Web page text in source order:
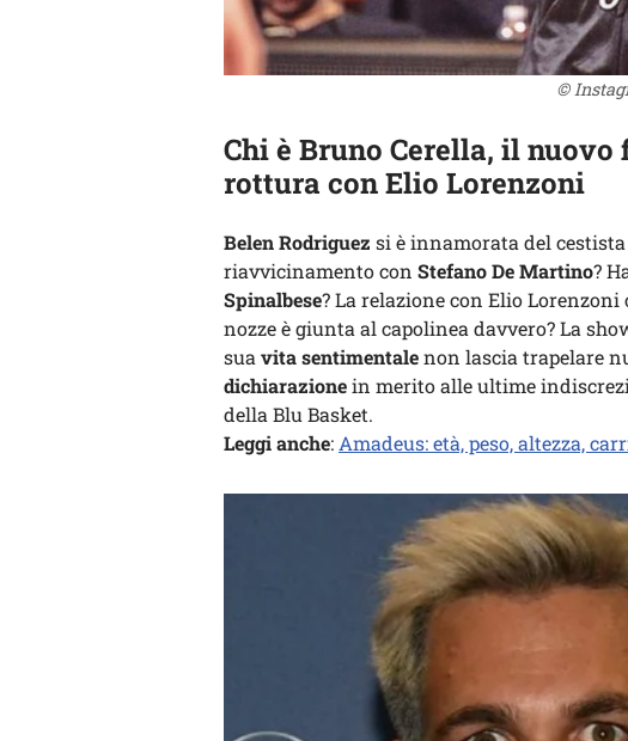
©
Chi è Bruno Cerella, il
rottura con Elio Lorenzoni
Belen Rodriguez si è innamorata del cestista
riavvicinamento con Stefano De Martino?
Spinalbese? La relazione con Elio
nozze è giunta al capolinea davvero? La
sua vita sentimentalenon lascia trapelare
dichiarazionein merito alle ultime
della Blu Basket.
Leggi anche: Amadeus: età, peso, altezza,